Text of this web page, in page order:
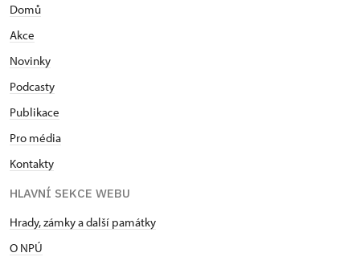
Domů
Akce
Novinky
Podcasty
Publikace
Pro média
Kontakty
HLAVNÍ SEKCE WEBU
Hrady, zámky a další památky
O NPÚ